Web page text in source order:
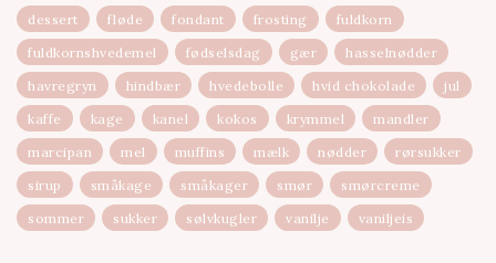
dessert
fløde fondant frosting
fuldkorn
fuldkornshvedemel
fødselsdag gær
hasselnødder
havregryn
hindbær hvedebolle hvid chokolade
jul
kaffe
kage kanel kokos krymmel
mandler
marcipan
mel muffins mælk nødder
rørsukker
sirup
småkage småkager smør
smørcreme
sommer
sukker sølvkugler vanilje vaniljeis